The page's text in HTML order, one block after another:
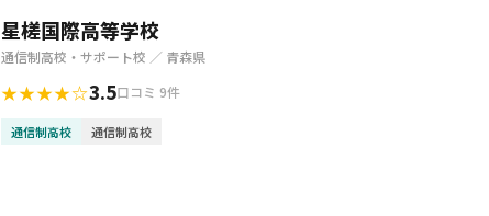
星槎国際高等学校
通信制高校・サポート校 ／ 青森県
★★★★☆3.5口コミ 9件
通信制高校 通信制高校